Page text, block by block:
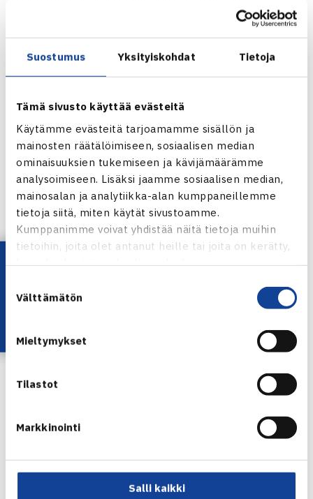
Suostumus Yksityiskohdat Tietoja
Tämä sivusto käyttää evästeitä
Käytämme evästeitä tarjoamamme sisällön ja
mainosten räätälöimiseen, sosiaalisen median
ominaisuuksien tukemiseen ja kävijämäärämme
analysoimiseen. Lisäksi jaamme sosiaalisen median,
mainosalan ja analytiikka-alan kumppaneillemme
tietoja siitä, miten käytät sivustoamme.
Kumppanimme voivat yhdistää näitä tietoja muihin
tietoihin, joita olet antanut heille tai joita on kerätty,
kun olet käyttänyt heidän palvelujaan.
valinta
Välttämätön
Mieltymykset
Tilastot
Markkinointi
Salli kaikki
ammattilaisuralle vaan tavoittelee maanmiehensä parina
vastustajat ovat, ja silti päästimme heidät mukaan matsiin,
joka meidän olisi pitänyt hoitaa kahdessa erässä, Kontinen
harmittelee.
– Groth ja Hewitt saivat siitä energiaa ja nostivat tasoaan.
Kontinen aloitti yhteistyön Peersin kanssa
vuodenvaihteessa. He voittivat ensimmäisen turnauksensa
parantaa, jotta tämänkaltaiset matsit ovat meille jatkossa
rutiinivoittoja. Siten annamme itsellemme mahdollisuuden
taistella isoimpien kisojen voitoista, Kontinen sanoo.
Lataa OmaTennis!